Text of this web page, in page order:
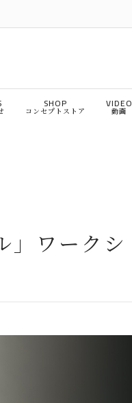
インテ
SHOP
コンセプトストア VIDEO
動画
」ワークシ